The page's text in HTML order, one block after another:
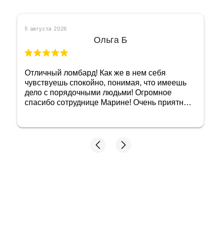
5 августа 2026
Ольга Б
Отличный ломбард! Как же в нем себя
чувствуешь спокойно, понимая, что имеешь
дело с порядочными людьми! Огромное
спасибо сотруднице Марине! Очень приятная
нибудь нечестность с оценкой! Мне довелось
сравнить 2 ломбарда, которые я посетила.